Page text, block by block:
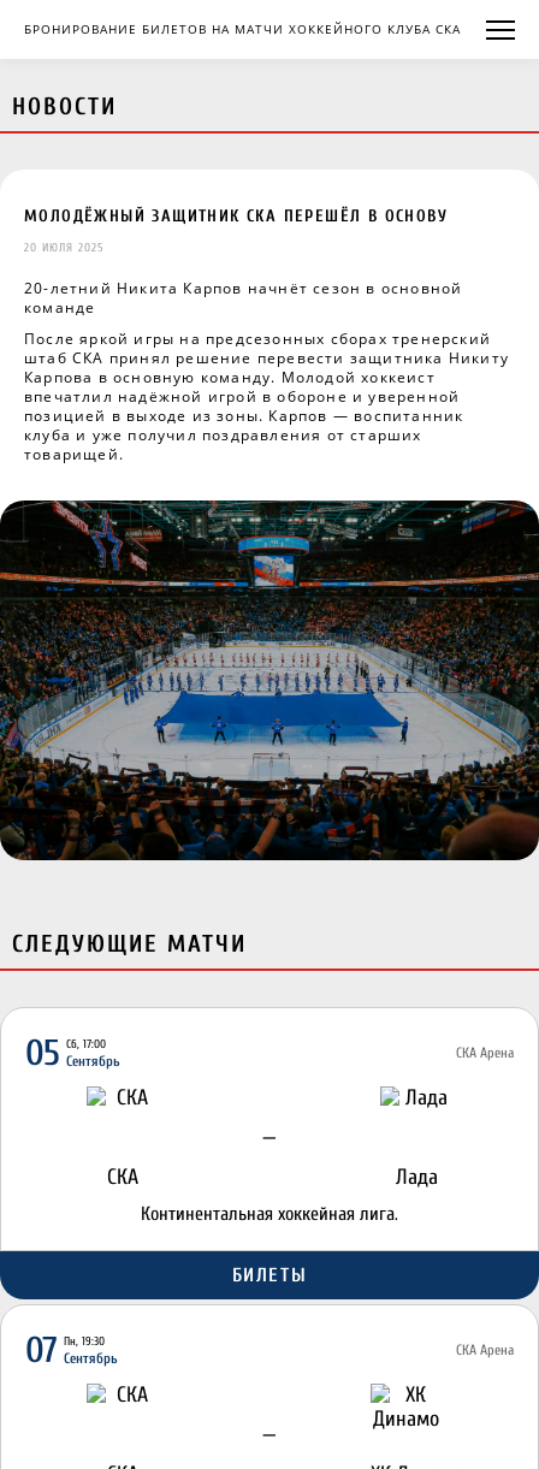
БРОНИРОВАНИЕ БИЛЕТОВ НА МАТЧИ ХОККЕЙНОГО КЛУБА СКА
НОВОСТИ
МОЛОДЁЖНЫЙ ЗАЩИТНИК СКА ПЕРЕШЁЛ В ОСНОВУ
20 ИЮЛЯ 2025
20-летний Никита Карпов начнёт сезон в основной
команде
После яркой игры на предсезонных сборах тренерский
штаб СКА принял решение перевести защитника Никиту
Карпова в основную команду. Молодой хоккеист
впечатлил надёжной игрой в обороне и уверенной
позицией в выходе из зоны. Карпов — воспитанник
клуба и уже получил поздравления от старших
товарищей.
СЛЕДУЮЩИЕ МАТЧИ
05 Сб, 17:00
Сентябрь СКА Арена
СКА
—
Лада
Континентальная хоккейная лига.
БИЛЕТЫ
07 Пн, 19:30
Сентябрь СКА Арена
—